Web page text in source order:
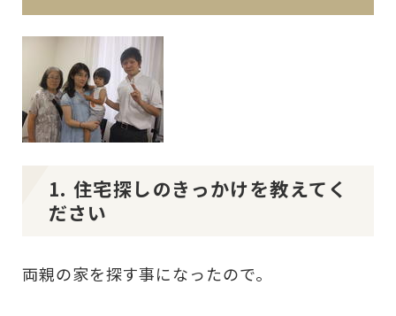
1. 住宅探しのきっかけを教えてく
ださい
両親の家を探す事になったので。